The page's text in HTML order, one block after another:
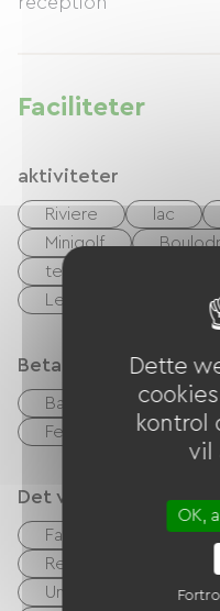
Faciliteter
aktiviteter
Riviere lac
Minigolf
tennis
Legeplads
Betalingsmåder
Bank kort kontrol
Feriekuponer (ANCV)
Det vi er gode til
Fastfood Bar
Rengøring med tillæg
Underholdningsrum
Dette
kontrol
vil
OK,